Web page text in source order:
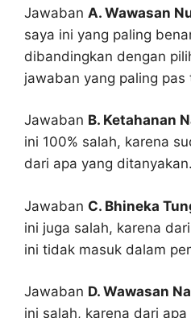
Jawaban A. Wawasan
saya ini yang paling
dibandingkan dengan
jawaban yang paling
Jawaban B. Ketahanan
ini 100% salah, karena
dari apa yang ditanyakan.
Jawaban C. Bhineka
ini juga salah, karena
ini tidak masuk dalam
Jawaban D. Wawasan
ini salah, karena dari